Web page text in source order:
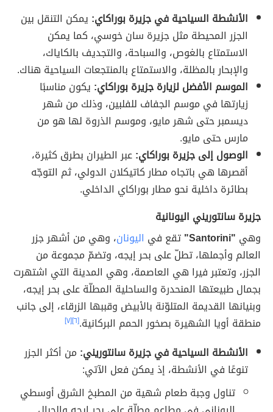
الأنشطة السياحية في جزيرة بوراكاي: يمكن التنقل بين
الجزر المحيطة مثل جزيرة سان خوسي، كما يمكن
الاستمتاع بالغوص، والسباحة، والتجديف بالكاياك،
والإبحار بالمظلة، والاستمتاع بالمنتجعات السياحية هناك.
الموسم الأفضل لزيارة جزيرة بوراكاي: يكون مناسبًا
زيارتها في موسم الجفاف للفلبين، وذلك من شهر
ديسمبر حتى شهر مايو، وموسم الذروة لها هو من
مارس حتى مايو.
الوصول إلى جزيرة بوراكاي:عبر الطيران بطرق كثيرة،
أقصرها هي باتجاه مطار كاتيكلان الدولي، ثم التوجّه
بطائرة داخلية نحو مطار بوراكاي الداخلي.
جزيرة سانتوريني اليونانية
وهي "Santorini" تقع في اليونان، وهي من أشهر جزر
العالم وأجملها، تطلّ على بحر إيجه، وتضمّ مجموعة من
الجزر، وتعتبر فيرا هي العاصمة، وهي المدينة التي اشتهرت
بجمال طبيعتها المنحدرة والساحلية المطلّة على بحر إيجه،
وبنيانها القديمة المتلوّنة بالأبيض وقببها الزرقاء، إلى جانب
منطقة أويا الشهيرة بصخور الحمم البركانية.[٦] [٧]
الأنشطة السياحية في جزيرة سانتوريني: من أكثر الجزر
تنوعًا في الأنشطة، إذ يمكن فعل الآتي:
تناول وجبة طعام شهية من المطبخ الشرق أوسطي